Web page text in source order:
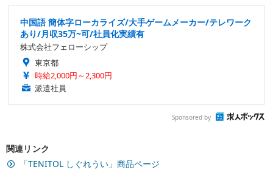
中国語 簡体字ローカライズ/大手ゲームメーカー/テレワーク
あり/月収35万~可/社員化実績有
株式会社フェローシップ
東京都
時給2,000円～2,300円
派遣社員
Sponsored by
関連リンク
「TENITOL しぐれうい」商品ページ